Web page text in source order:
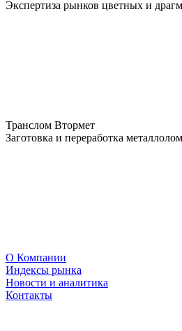
Экспертиза рынков цветных и
Транслом Втормет
Заготовка и переработка
О Компании
Индексы рынка
Новости и аналитика
Контакты